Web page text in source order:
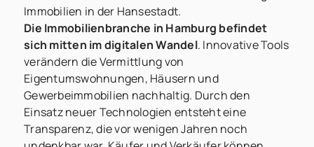
Immobilien in der Hansestadt.
Die Immobilienbranche in Hamburg befindet
sich mitten im digitalen Wandel. Innovative Tools
verändern die Vermittlung von
Eigentumswohnungen, Häusern und
Gewerbeimmobilien nachhaltig. Durch den
Einsatz neuer Technologien entsteht eine
Transparenz, die vor wenigen Jahren noch